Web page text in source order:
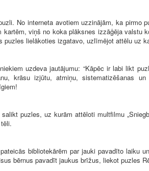
No interneta avotiem uzzinājām, ka pirmo
kartēm, viņš no koka plāksnes izzāģēja
puzles lielākoties izgatavo, uzlīmējot attēlu uz
uzdeva jautājumu: “Kāpēc ir labi likt
krāsu izjūtu, atmiņu, sistematizēšanas
puzles, uz kurām attēloti multfilmu
bibliotekārēm par jauki pavadīto laiku
bērnus pavadīt jaukus brīžus, liekot puzles